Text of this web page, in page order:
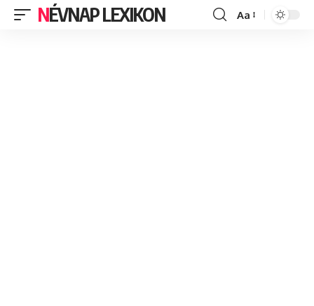
NÉVNAP LEXIKON
Font
Aa